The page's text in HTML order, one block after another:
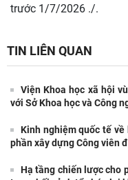
trước 1/7/2026 ./.
TIN LIÊN QUAN
Viện Khoa học xã hội
với Sở Khoa học và Công
Kinh nghiệm quốc tế
phần xây dựng Công viên
Hạ tầng chiến lược cho